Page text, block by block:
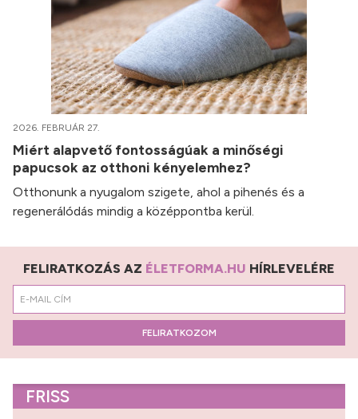
2026. FEBRUÁR 27.
Miért alapvető fontosságúak a minőségi
papucsok az otthoni kényelemhez?
Otthonunk a nyugalom szigete, ahol a pihenés és a
regenerálódás mindig a középpontba kerül.
FELIRATKOZÁS AZ ÉLETFORMA.HU HÍRLEVELÉRE
FELIRATKOZOM
FRISS